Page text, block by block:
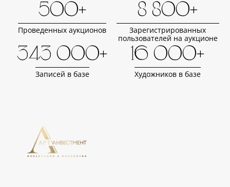
500+
Проведенных аукционов
8 800+
Зарегистрированных
пользователей на аукционе
343 000+
Записей в базе
16 000+
Художников в базе